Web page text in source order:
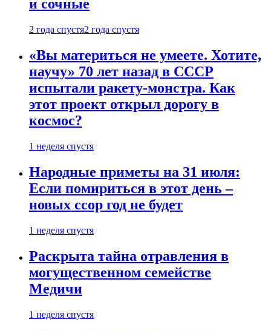
и сочные
2 года спустя2 года спустя
«Вы материться не умеете. Хотите,
научу» 70 лет назад в СССР
испытали ракету-монстра. Как
этот проект открыл дорогу в
космос?
1 неделя спустя
Народные приметы на 31 июля:
Если помириться в этот день –
новых ссор год не будет
1 неделя спустя
Раскрыта тайна отравления в
могущественном семействе
Медичи
1 неделя спустя